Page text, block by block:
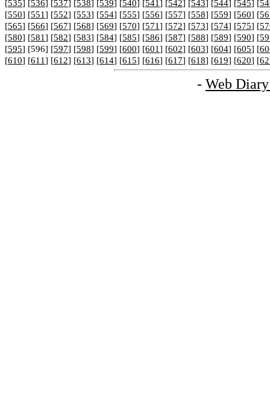
[535] [536] [537] [538] [539] [540] [541] [542] [543] [544] [545] [
[550] [551] [552] [553] [554] [555] [556] [557] [558] [559] [560] [
[565] [566] [567] [568] [569] [570] [571] [572] [573] [574] [575] [
[580] [581] [582] [583] [584] [585] [586] [587] [588] [589] [590] [
[595] [596] [597] [598] [599] [600] [601] [602] [603] [604] [605] [
[610] [611] [612] [613] [614] [615] [616] [617] [618] [619] [620] [
- Web